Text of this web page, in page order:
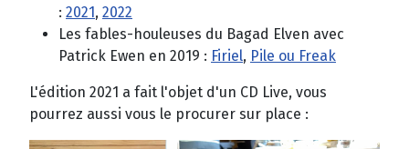
: 2021, 2022
Les fables-houleuses du Bagad Elven avec
Patrick Ewen en 2019 : Firiel, Pile ou Freak
L'édition 2021 a fait l'objet d'un CD Live, vous
pourrez aussi vous le procurer sur place :